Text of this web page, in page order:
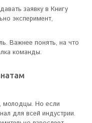
заявку в Книгу
эксперимент,
Важнее понять, на что
команды.
молодцы. Но если
для всей индустрии.